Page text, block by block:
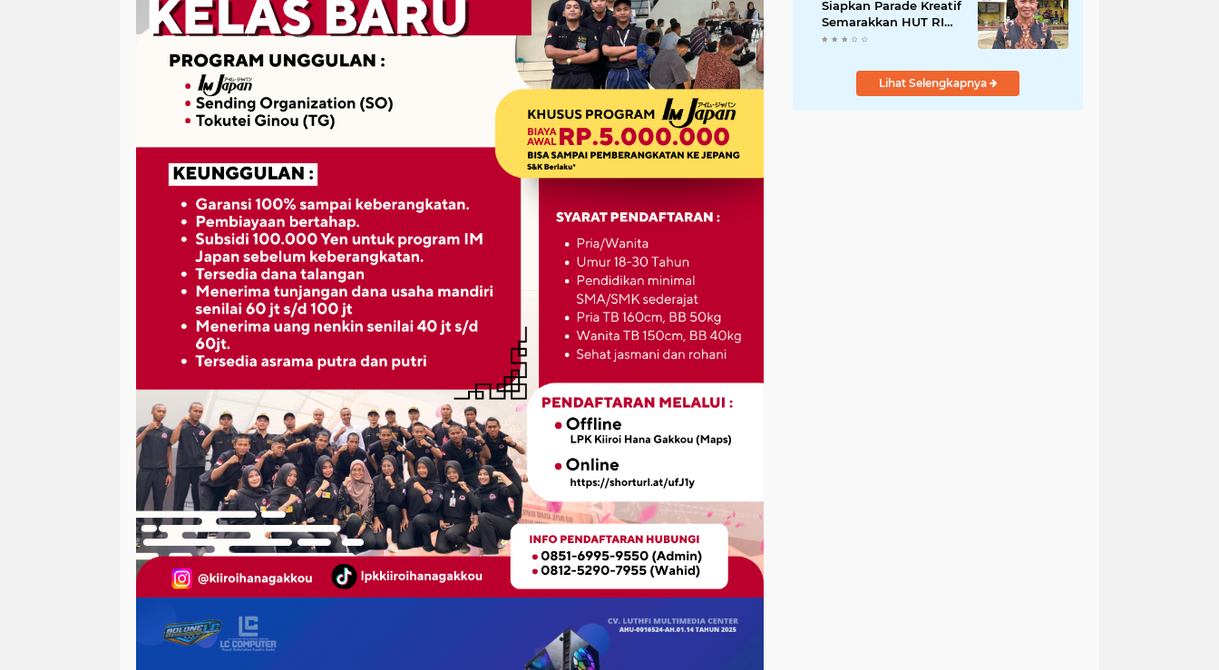
Siapkan Parade Kreatif
Semarakkan HUT RI
ke-81, Pendaftaran
Dibuka
Lihat Selengkapnya